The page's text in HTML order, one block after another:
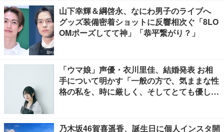
山下幸輝＆綱啓永、なにわ男子のライブへ
グッズ装備密着ショットに反響相次ぐ「8LO
OMポーズしてて神」「恭平繋がり？」
「ウマ娘」声優・衣川里佳、結婚発表 お相
手について明かす「一般の方で、気ままな性
格の私を、時に厳しく、そしてとても優し
乃木坂46賀喜遥香、誕生日に個人インスタ開